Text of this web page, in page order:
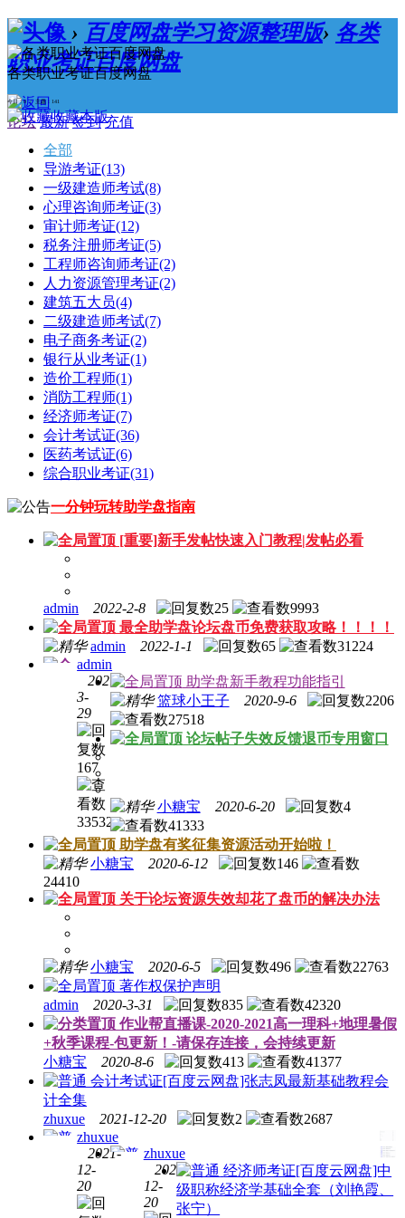
› 百度网盘学习资源整理版› 各类
职业考证百度网盘
论坛 最新 签到 充值
各类职业考证百度网盘
今日：0 / 主题：141
收藏本版
全部
导游考证(13)
一级建造师考试(8)
心理咨询师考证(3)
审计师考证(12)
税务注册师考证(5)
工程师咨询师考证(2)
人力资源管理考证(2)
建筑五大员(4)
二级建造师考试(7)
电子商务考证(2)
银行从业考证(1)
造价工程师(1)
消防工程师(1)
经济师考证(7)
会计考试证(36)
医药考试证(6)
综合职业考证(31)
一分钟玩转助学盘指南
[重要]新手发帖快速入门教程|发帖必看
admin 2022-2-8 25
9993
最全助学盘论坛盘币免费获取攻略！！！！
admin
2022-1-1 65 31224
admin
2021-
3-
29
167
33532
助学盘新手教程功能指引
篮球小王子
2020-9-6
2206
27518
论坛帖子失效反馈退币专用窗口
小糖宝 2020-6-20
4
41333
助学盘有奖征集资源活动开始啦！
小糖宝
2020-6-12
146
24410
关于论坛资源失效却花了盘币的解决办法
小糖宝 2020-6-5 496
22763
著作权保护声明
admin
2020-3-31 835
42320
作业帮直播课-2020-2021高一理科+地理暑假
+秋季课程-包更新！-请保存连接，会持续更新
小糖宝
2020-8-6 413
41377
会计考试证[百度云网盘]张志凤最新基础教程会
计全集
zhuxue
2021-12-20 2 2687
zhuxue
2021-
12-
20
zhuxue
2021-
12-
20
经济师考证[百度云网盘]中
级职称经济学基础全套（刘艳霞、
张宁）